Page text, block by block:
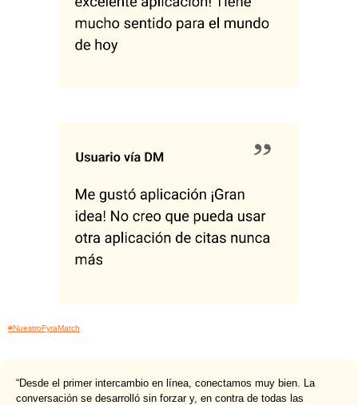
#NuestroFyraMatch
“Desde el primer intercambio en línea, conectamos muy bien. La
conversación se desarrolló sin forzar y, en contra de todas las